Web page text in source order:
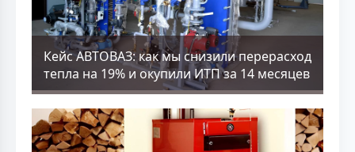
Кейс АВТОВАЗ: как мы снизили перерасход
тепла на 19% и окупили ИТП за 14 месяцев